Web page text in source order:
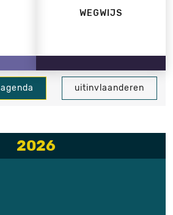
WEGWIJS
agenda uitinvlaanderen
2026